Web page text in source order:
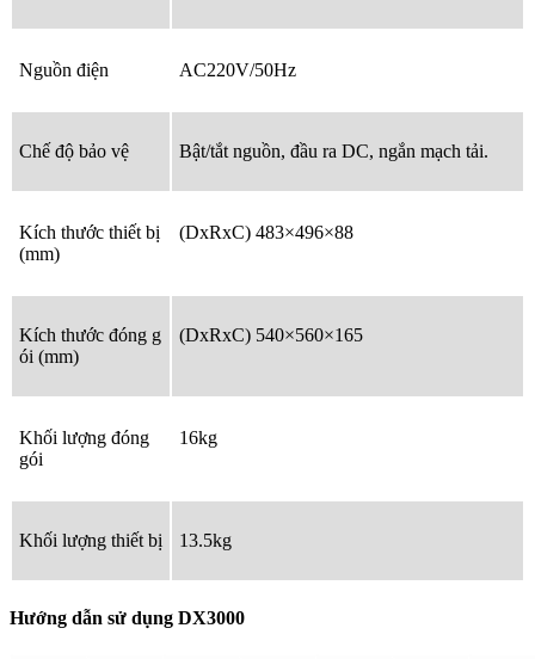
Nguồn điện AC220V/50Hz
Chế độ bảo vệ Bật/tắt nguồn, đầu ra DC, ngắn mạch tải.
Kích thước thiết bị
(mm)
(DxRxC) 483×496×88
Kích thước đóng g
ói (mm)
(DxRxC) 540×560×165
Khối lượng đóng
gói
16kg
Khối lượng thiết bị 13.5kg
Hướng dẫn sử dụng DX3000